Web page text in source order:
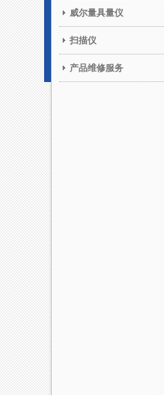
威尔量具量仪
扫描仪
产品维修服务